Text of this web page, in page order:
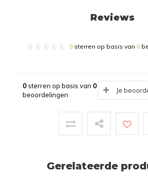
Reviews
0 sterren op basis van 0
0sterren op basis van 0
beoordelingen
Je
Gerelateerde